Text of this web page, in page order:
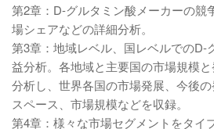
第2章：D-グルタミン酸メーカーの競
場シェアなどの詳細分析。
第3章：地域レベル、国レベルでのD-
益分析。各地域と主要国の市場規模
分析し、世界各国の市場発展、今後
スペース、市場規模などを収録。
第4章：様々な市場セグメントをタイ